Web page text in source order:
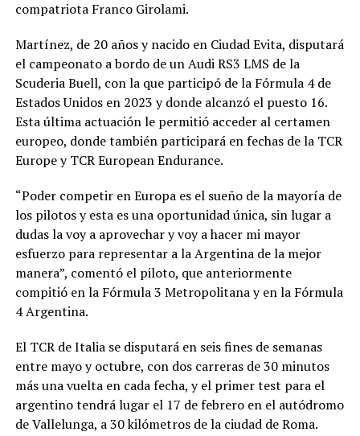
compatriota Franco Girolami.
Martínez, de 20 años y nacido en Ciudad Evita, disputará
el campeonato a bordo de un Audi RS3 LMS de la
Scuderia Buell, con la que participó de la Fórmula 4 de
Estados Unidos en 2023 y donde alcanzó el puesto 16.
Esta última actuación le permitió acceder al certamen
europeo, donde también participará en fechas de la TCR
Europe y TCR European Endurance.
“Poder competir en Europa es el sueño de la mayoría de
los pilotos y esta es una oportunidad única, sin lugar a
dudas la voy a aprovechar y voy a hacer mi mayor
esfuerzo para representar a la Argentina de la mejor
manera”, comentó el piloto, que anteriormente
compitió en la Fórmula 3 Metropolitana y en la Fórmula
4 Argentina.
El TCR de Italia se disputará en seis fines de semanas
entre mayo y octubre, con dos carreras de 30 minutos
más una vuelta en cada fecha, y el primer test para el
argentino tendrá lugar el 17 de febrero en el autódromo
de Vallelunga, a 30 kilómetros de la ciudad de Roma.